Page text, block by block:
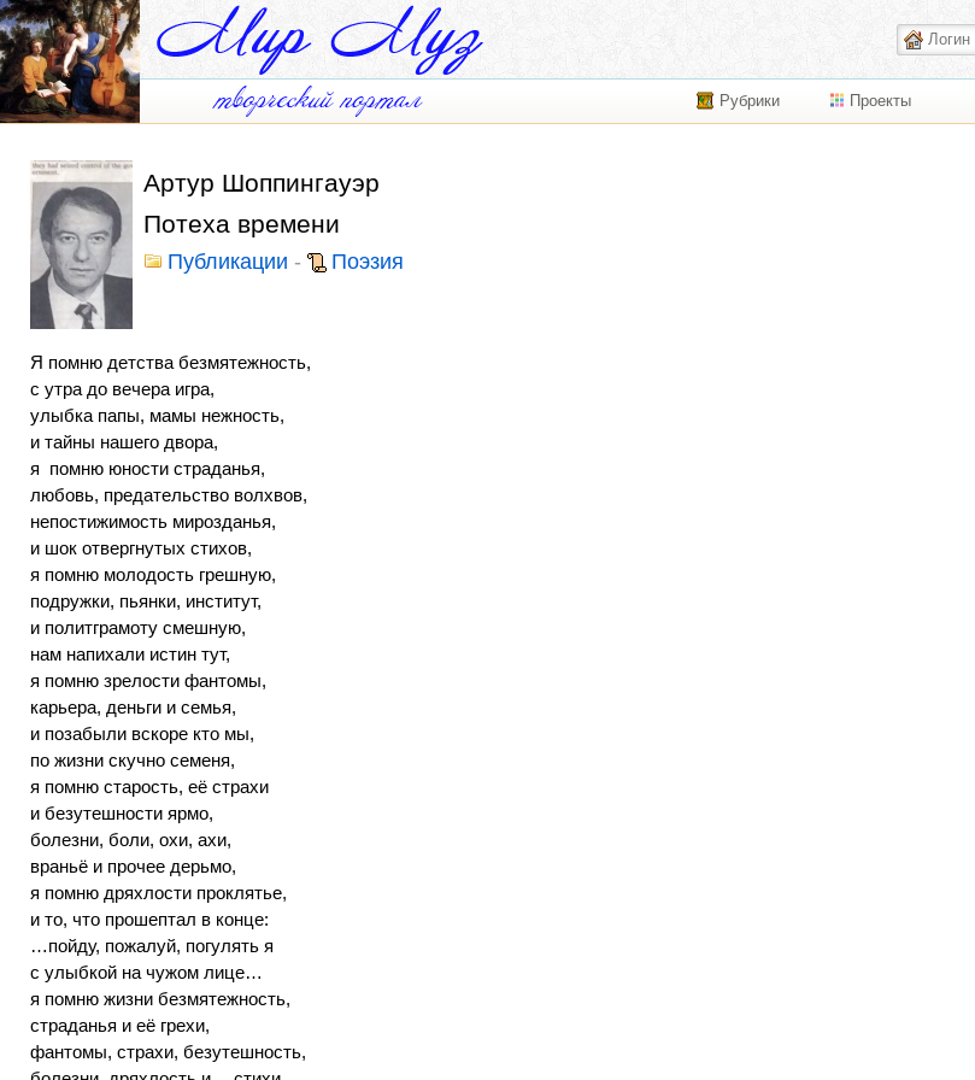
Рубрики Проекты
Артур Шоппингауэр
Потеха времени
Публикации - Поэзия
Я помню детства безмятежность,
с утра до вечера игра,
улыбка папы, мамы нежность,
и тайны нашего двора,
я помню юности страданья,
любовь, предательство волхвов,
непостижимость мирозданья,
и шок отвергнутых стихов,
я помню молодость грешную,
подружки, пьянки, институт,
и политграмоту смешную,
нам напихали истин тут,
я помню зрелости фантомы,
карьера, деньги и семья,
и позабыли вскоре кто мы,
по жизни скучно семеня,
я помню старость, её страхи
и безутешности ярмо,
болезни, боли, охи, ахи,
враньё и прочее дерьмо,
я помню дряхлости проклятье,
и то, что прошептал в конце:
…пойду, пожалуй, погулять я
с улыбкой на чужом лице…
я помню жизни безмятежность,
страданья и её грехи,
фантомы, страхи, безутешность,